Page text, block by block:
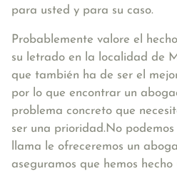
para usted y para su caso.
Probablemente valore el
su letrado en la localidad de
que también ha de ser el
por lo que encontrar un
problema concreto que
ser una prioridad.No
llama le ofreceremos un
aseguramos que hemos